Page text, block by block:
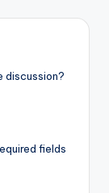
discussion?
fields